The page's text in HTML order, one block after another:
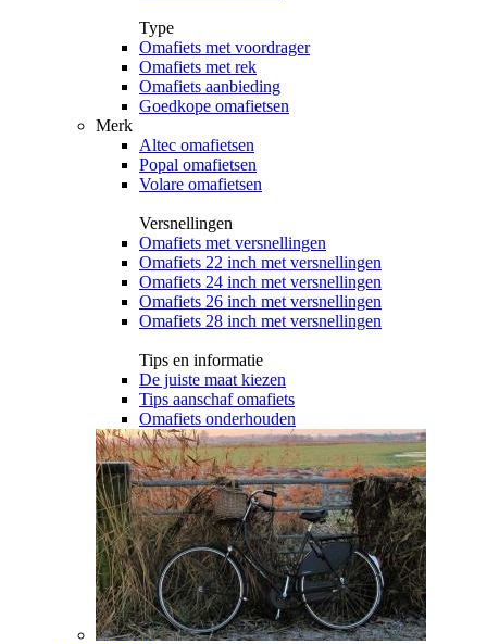
Type
Omafiets met voordrager
Omafiets met rek
Omafiets aanbieding
Goedkope omafietsen
Merk
Altec omafietsen
Popal omafietsen
Volare omafietsen
Versnellingen
Omafiets met versnellingen
Omafiets 22 inch met versnellingen
Omafiets 24 inch met versnellingen
Omafiets 26 inch met versnellingen
Omafiets 28 inch met versnellingen
Tips en informatie
De juiste maat kiezen
Tips aanschaf omafiets
Omafiets onderhouden